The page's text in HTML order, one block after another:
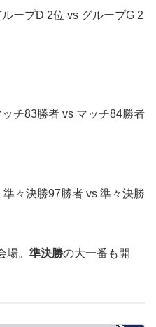
ープD 2位 vs グループG 2
チ83勝者 vs マッチ84勝者
々決勝97勝者 vs 準々決勝
場。 準決勝の大一番も開